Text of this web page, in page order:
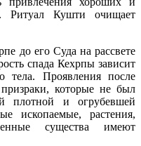
Ритуал Кушти очищает
до его Суда на рассвете
спада Кехрпы зависит
тела. Проявления после
которые не был
плотной и огрубевшей
ископаемые, растения,
существа имеют